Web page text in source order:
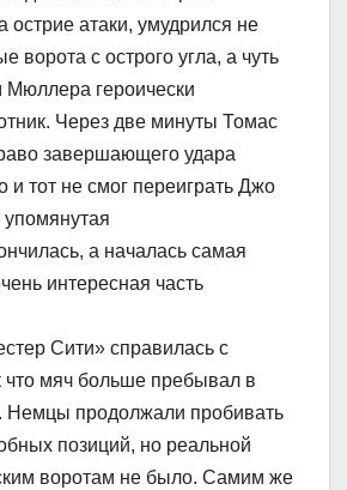
острие атаки, умудрился не
ворота с острого угла, а чуть
Мюллера героически
Через две минуты Томас
завершающего удара
и тот не смог переиграть Джо
а началась самая
интересная часть
Сити» справилась с
что мяч больше пребывал в
Немцы продолжали пробивать
позиций, но реальной
воротам не было. Самим же